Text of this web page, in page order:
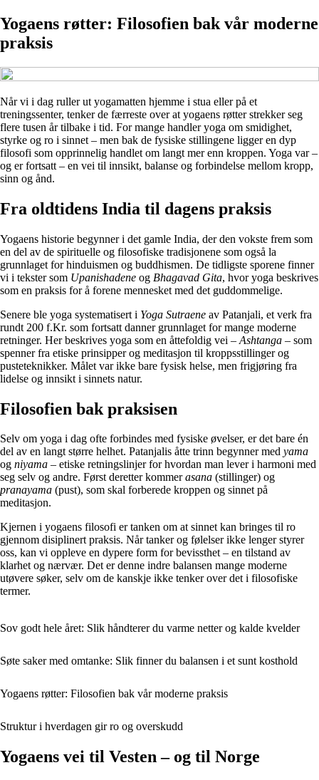
Yogaens røtter: Filosofien bak vår moderne
praksis
Når vi i dag ruller ut yogamatten hjemme i stua eller på et
treningssenter, tenker de færreste over at yogaens røtter strekker seg
flere tusen år tilbake i tid. For mange handler yoga om smidighet,
styrke og ro i sinnet – men bak de fysiske stillingene ligger en dyp
filosofi som opprinnelig handlet om langt mer enn kroppen. Yoga var –
og er fortsatt – en vei til innsikt, balanse og forbindelse mellom kropp,
sinn og ånd.
Fra oldtidens India til dagens praksis
Yogaens historie begynner i det gamle India, der den vokste frem som
en del av de spirituelle og filosofiske tradisjonene som også la
grunnlaget for hinduismen og buddhismen. De tidligste sporene finner
vi i tekster som Upanishadene og Bhagavad Gita, hvor yoga beskrives
som en praksis for å forene mennesket med det guddommelige.
Senere ble yoga systematisert i Yoga Sutraene av Patanjali, et verk fra
rundt 200 f.Kr. som fortsatt danner grunnlaget for mange moderne
retninger. Her beskrives yoga som en åttefoldig vei – Ashtanga – som
spenner fra etiske prinsipper og meditasjon til kroppsstillinger og
pusteteknikker. Målet var ikke bare fysisk helse, men frigjøring fra
lidelse og innsikt i sinnets natur.
Filosofien bak praksisen
Selv om yoga i dag ofte forbindes med fysiske øvelser, er det bare én
del av en langt større helhet. Patanjalis åtte trinn begynner med yama
og niyama – etiske retningslinjer for hvordan man lever i harmoni med
seg selv og andre. Først deretter kommerasana (stillinger) og
pranayama (pust), som skal forberede kroppen og sinnet på
meditasjon.
Kjernen i yogaens filosofi er tanken om at sinnet kan bringes til ro
gjennom disiplinert praksis. Når tanker og følelser ikke lenger styrer
oss, kan vi oppleve en dypere form for bevissthet – en tilstand av
klarhet og nærvær. Det er denne indre balansen mange moderne
utøvere søker, selv om de kanskje ikke tenker over det i filosofiske
termer.
Sov godt hele året: Slik håndterer du varme netter og kalde kvelder
Søte saker med omtanke: Slik finner du balansen i et sunt kosthold
Yogaens røtter: Filosofien bak vår moderne praksis
Struktur i hverdagen gir ro og overskudd
Yogaens vei til Vesten – og til Norge